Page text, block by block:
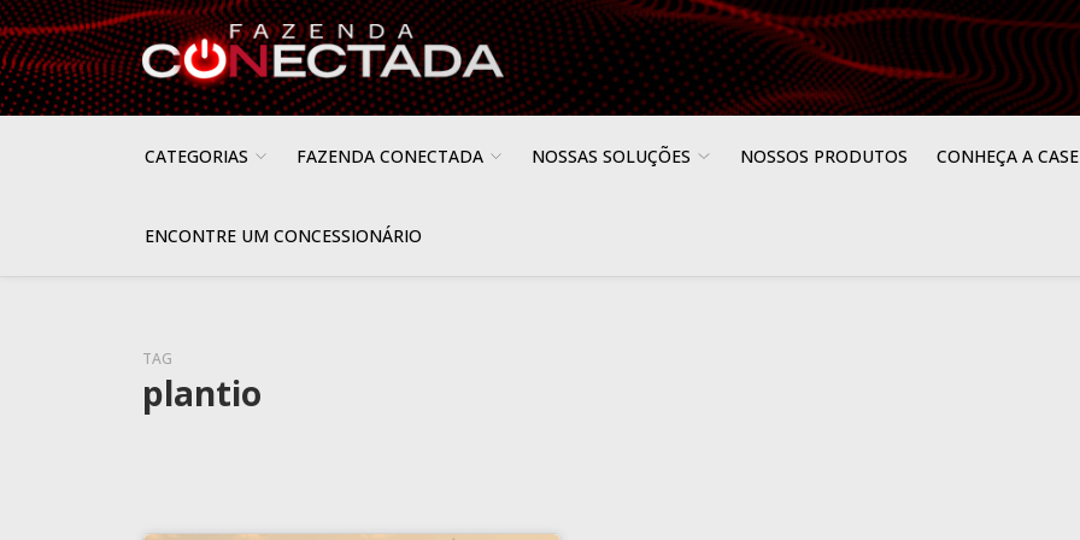
CATEGORIAS FAZENDA CONECTADA NOSSAS SOLUÇÕES NOSSOS PRODUTOS CONHEÇA A
ENCONTRE UM CONCESSIONÁRIO
TAG
plantio